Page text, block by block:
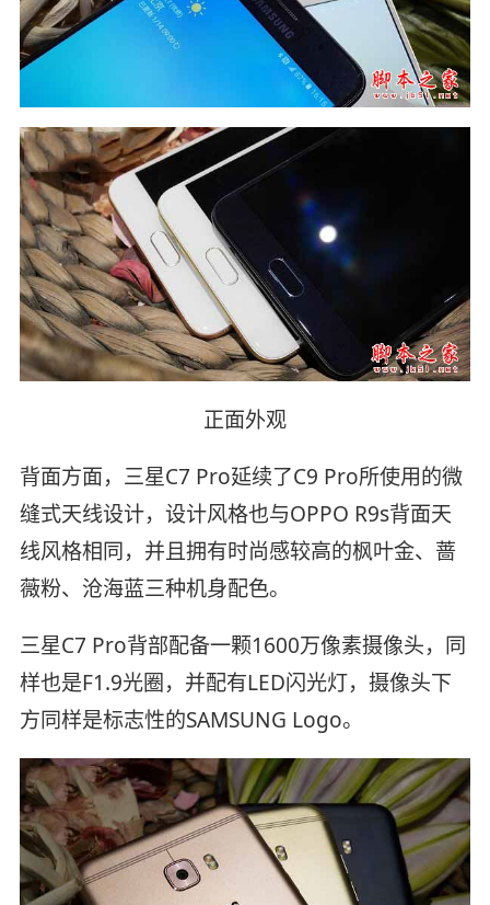
正面外观
背面方面，三星C7 Pro延续了C9 Pro所使用的微
缝式天线设计，设计风格也与OPPO R9s背面天
线风格相同，并且拥有时尚感较高的枫叶金、蔷
薇粉、沧海蓝三种机身配色。
三星C7 Pro背部配备一颗1600万像素摄像头，同
样也是F1.9光圈，并配有LED闪光灯，摄像头下
方同样是标志性的SAMSUNG Logo。